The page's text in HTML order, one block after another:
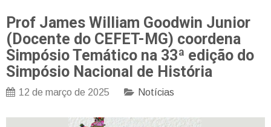
Prof James William Goodwin Junior
(Docente do CEFET-MG) coordena
Simpósio Temático na 33ª edição do
Simpósio Nacional de História
12 de março de 2025 Notícias